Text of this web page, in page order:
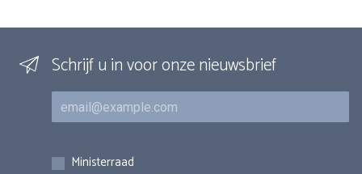
Schrijf u in voor onze nieuwsbrief
E-mail
Inschrijvingen
Ministerraad